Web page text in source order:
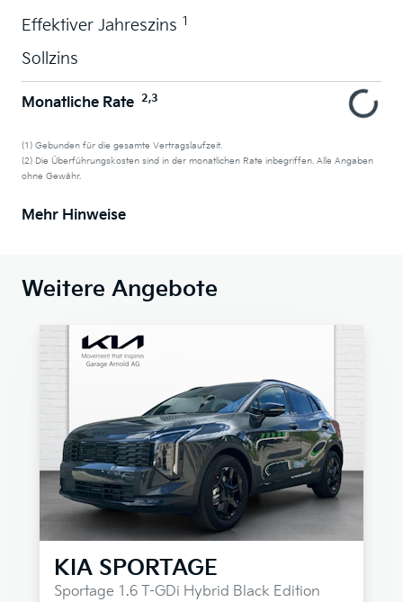
Effektiver Jahreszins 1
Sollzins
Monatliche Rate 2,3
(1) Gebunden für die gesamte Vertragslaufzeit.
(2) Die Überführungskosten sind in der monatlichen Rate inbegriffen. Alle Angaben
ohne Gewähr.
Mehr Hinweise
Weitere Angebote
KIA SPORTAGE
Sportage 1.6 T-GDi Hybrid Black Edition